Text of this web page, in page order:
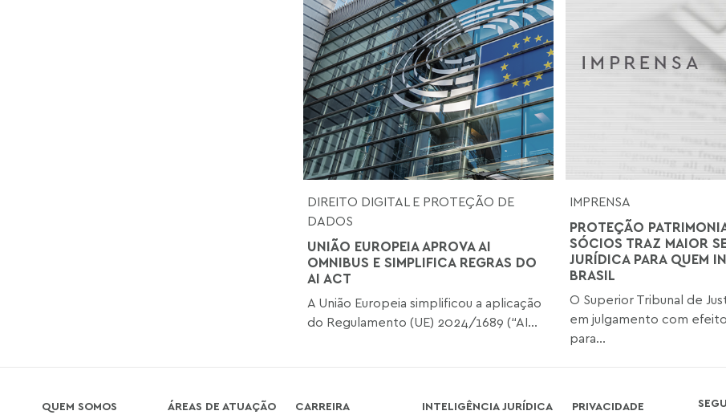
DIREITO DIGITAL E PROTEÇÃO DE
DADOS
UNIÃO EUROPEIA APROVA AI
OMNIBUS E SIMPLIFICA REGRAS DO
AI ACT
A União Europeia simplificou a aplicação
do Regulamento (UE) 2024/1689 (“AI...
IMPRENSA
PROTEÇÃO
SÓCIOS TRAZ MAIOR
JURÍDICA PARA QUEM
BRASIL
O Superior Tribunal de
em julgamento com
para...
QUEM SOMOS ÁREAS DE ATUAÇÃO CARREIRA INTELIGÊNCIA JURÍDICA PRIVACIDADE